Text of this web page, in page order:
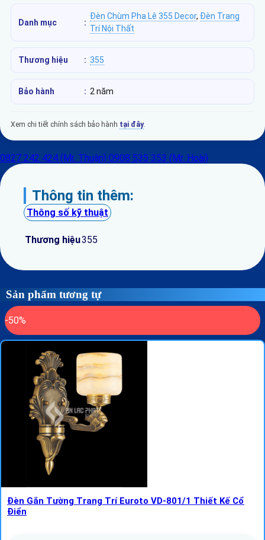
Danh mục :
Đèn Chùm Pha Lê 355 Decor, Đèn Trang
Trí Nội Thất
Thương hiệu : 355
Bảo hành : 2 năm
Xem chi tiết chính sách bảo hành tại đây.
0827 242 424 (Mr. Thuận) 0908 535 353 (Mr. Hoài)
Thông tin thêm:
Thông số kỹ thuật
Thương hiệu355
Sản phẩm tương tự
-50%
Đèn Gắn Tường Trang Trí Euroto VD-801/1 Thiết Kế Cổ
Điển